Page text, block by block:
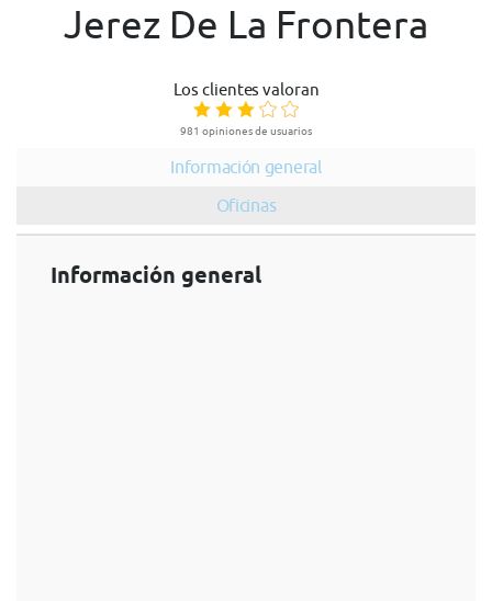
Jerez De La Frontera
Los clientes valoran
981 opiniones de usuarios
Información general
Oficinas
Información general